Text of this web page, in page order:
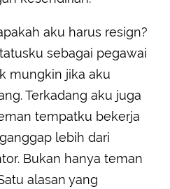
aku harus resign?
sebagai pegawai
mungkin jika aku
Terkadang aku juga
tempatku bekerja
lebih dari
Bukan hanya teman
alasan yang